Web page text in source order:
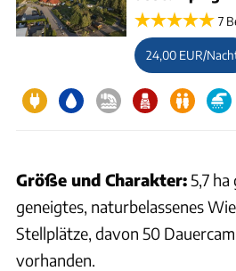
7
24,00 EUR/
Größe und Charakter:5,7
geneigtes, naturbelassenes
Stellplätze, davon 50
vorhanden.